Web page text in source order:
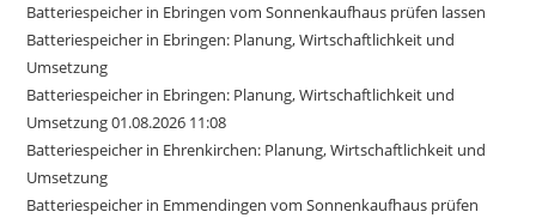
Batteriespeicher in Ebringen vom Sonnenkaufhaus prüfen lassen
Batteriespeicher in Ebringen: Planung, Wirtschaftlichkeit und
Umsetzung
Batteriespeicher in Ebringen: Planung, Wirtschaftlichkeit und
Umsetzung 01.08.2026 11:08
Batteriespeicher in Ehrenkirchen: Planung, Wirtschaftlichkeit und
Umsetzung
Batteriespeicher in Emmendingen vom Sonnenkaufhaus prüfen